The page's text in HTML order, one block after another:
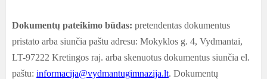
Dokumentų pateikimo būdas: pretendentas dokumentus
pristato arba siunčia paštu adresu: Mokyklos g. 4, Vydmantai,
LT-97222 Kretingos raj. arba skenuotus dokumentus siunčia el.
paštu: informacija@vydmantugimnazija.lt. Dokumentų